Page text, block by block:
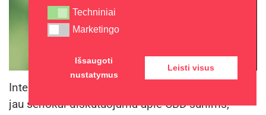
Internete ir keturkojų mylėtojų bendruomenėse
jau senokai diskutuojama apie CBD šunims,
Techniniai
Techniniai
Marketingo
Marketingo
Išsaugoti
nustatymus
Leisti visus